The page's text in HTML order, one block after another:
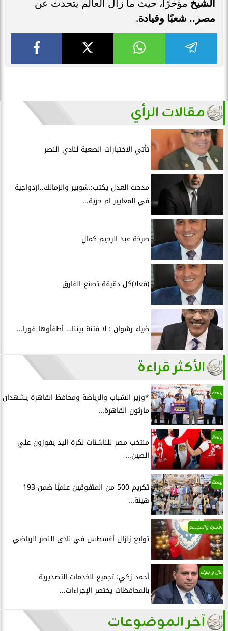
الشيخ مؤخرًا، حيث ما زال العالم يتحدث عن
مصر.. شعبًا وقيادة.
مقالات الرأي
تأتي الاختبارات الصعبة لنادي النصر
مدحت العدل يكتب:.شوبير والزمالك..ازدواجية
في المعايير ام حرية...
صرخة عبد الرحيم كمال
(فعلا)كل دقيقة تصنع الفارق
ضياء رشوان : لا فتنة بيننا… أطفأوها فورا...
الأكثر قراءة
رياضة
*وزير الشباب والرياضة ومحافظ القاهرة يشهدان
مارثون القاهرة...
رياضة
منتخب مصر للناشئات لكرة اليد يفوزون علي
الصين...
رياضة
تكريم 500 من المتفوقين علميًا ضمن 193
هيئة...
الأسرة والمجتمع
توابع زلزال أغسطس في نادى النصر الرياضي
مال و بنوك
أحمد زكي: تجميع الخدمات التصديرية
بالمحافظات يختصر الإجراءات...
آخر الموضوعات